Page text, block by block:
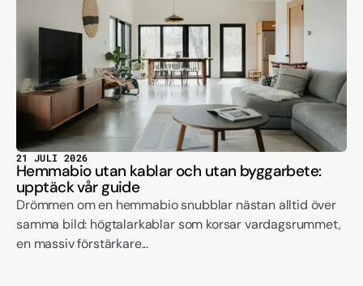
21 JULI 2026
Hemmabio utan kablar och utan byggarbete:
upptäck vår guide
Drömmen om en hemmabio snubblar nästan alltid över
samma bild: högtalarkablar som korsar vardagsrummet,
en massiv förstärkare...